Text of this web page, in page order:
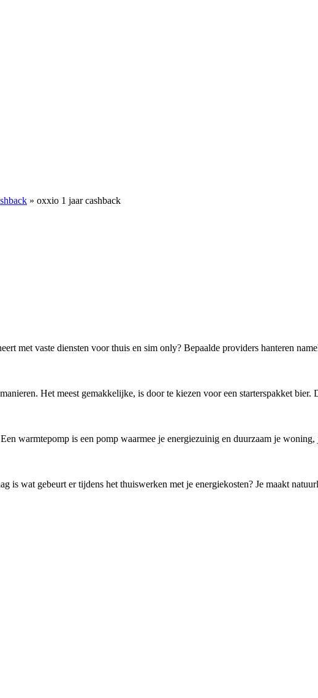
» oxxio 1 jaar cashback
met vaste diensten voor thuis en sim only? Bepaalde providers hanteren
Het meest gemakkelijke, is door te kiezen voor een starterspakket
warmtepomp is een pomp waarmee je energiezuinig en duurzaam je
is wat gebeurt er tijdens het thuiswerken met je energiekosten? Je maakt